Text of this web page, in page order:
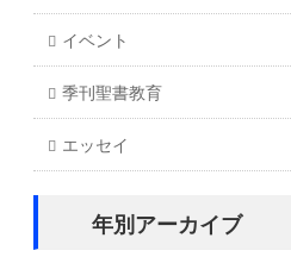
イベント
季刊聖書教育
エッセイ
年別アーカイブ